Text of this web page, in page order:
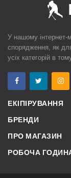
У нашому інтернет-
спорядження, як
усіх категорій в
ЕКІПІРУВАННЯ
БРЕНДИ
ПРО МАГАЗИН
РОБОЧА